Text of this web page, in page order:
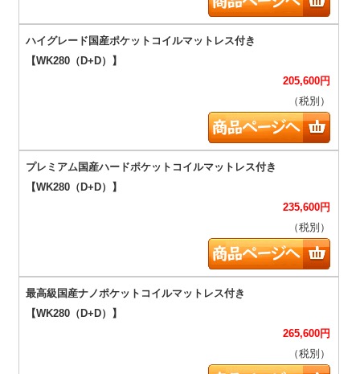
205,600円
（税別）
235,600円
（税別）
265,600円
（税別）